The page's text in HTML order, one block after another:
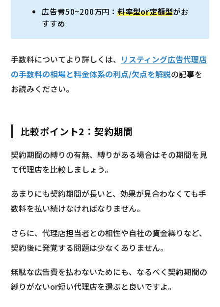
広告費50~200万円：料率型or定額型がお
すすめ
手数料についてより詳しくは、 リスティング広告代理店
の手数料の相場と料金体系の利点/欠点を解説の記事を
お読みください。
比較ポイント2：契約期間
契約期間の縛りの有無、縛りがある場合はその期間を見
て代理店を比較しましょう。
あまりにも契約期間が長いと、効果が見合わなくても手
数料を払い続けなければなりません。
さらに、代理店担当者との相性や自社の資金繰りなど、
契約後に発覚する問題は少なくありません。
無駄な広告費を払わないためにも、なるべく契約期間の
縛りがないor短い代理店を選ぶと良いですよ。